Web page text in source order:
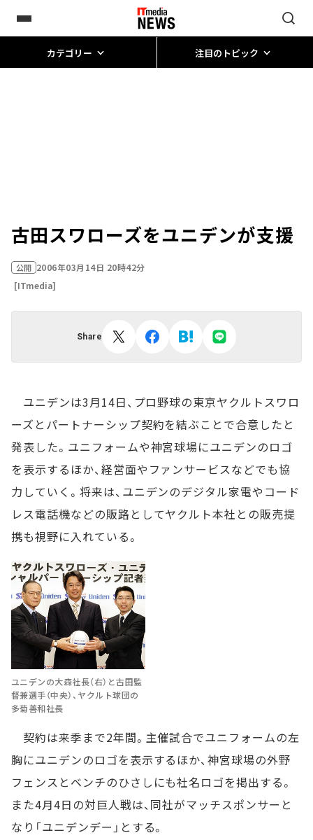
カテゴリー 注目のトピック
古田スワローズをユニデンが支援
公開 2006年03月14日 20時42分
[ITmedia]
Share
ユニデンは3月14日、プロ野球の東京ヤクルトスワロ
ーズとパートナーシップ契約を結ぶことで合意したと
発表した。ユニフォームや神宮球場にユニデンのロゴ
を表示するほか、経営面やファンサービスなどでも協
力していく。将来は、ユニデンのデジタル家電やコード
レス電話機などの販路としてヤクルト本社との販売提
携も視野に入れている。
ユニデンの大森社長（右）と古田監
督兼選手（中央）、ヤクルト球団の
多菊善和社長
契約は来季まで2年間。主催試合でユニフォームの左
胸にユニデンのロゴを表示するほか、神宮球場の外野
フェンスとベンチのひさしにも社名ロゴを掲出する。
また4月4日の対巨人戦は、同社がマッチスポンサーと
なり「ユニデンデー」とする。